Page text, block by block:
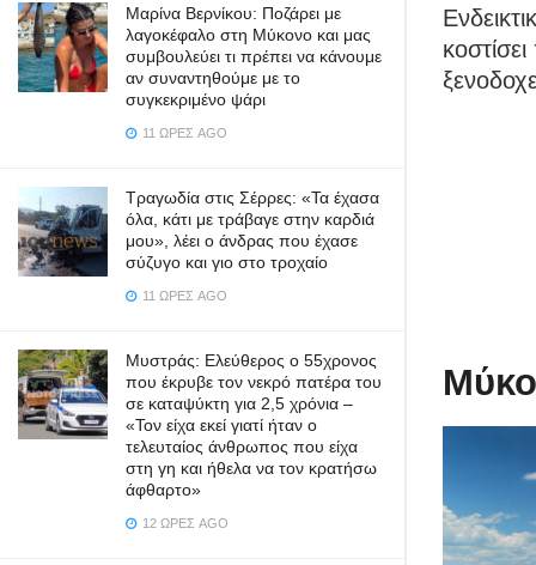
Μαρίνα Βερνίκου: Ποζάρει με
λαγοκέφαλο στη Μύκονο και μας
συμβουλεύει τι πρέπει να κάνουμε
αν συναντηθούμε με το
συγκεκριμένο ψάρι
11 ΏΡΕΣ AGO
Τραγωδία στις Σέρρες: «Τα έχασα
όλα, κάτι με τράβαγε στην καρδιά
μου», λέει ο άνδρας που έχασε
σύζυγο και γιο στο τροχαίο
11 ΏΡΕΣ AGO
Μυστράς: Ελεύθερος ο 55χρονος
που έκρυβε τον νεκρό πατέρα του
σε καταψύκτη για 2,5 χρόνια –
«Τον είχα εκεί γιατί ήταν ο
τελευταίος άνθρωπος που είχα
στη γη και ήθελα να τον κρατήσω
άφθαρτο»
12 ΏΡΕΣ AGO